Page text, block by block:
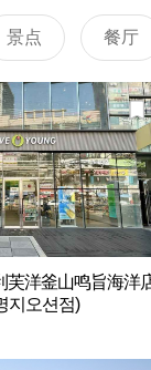
景点 餐厅
芙洋釜山鸣旨海洋
지오션점)